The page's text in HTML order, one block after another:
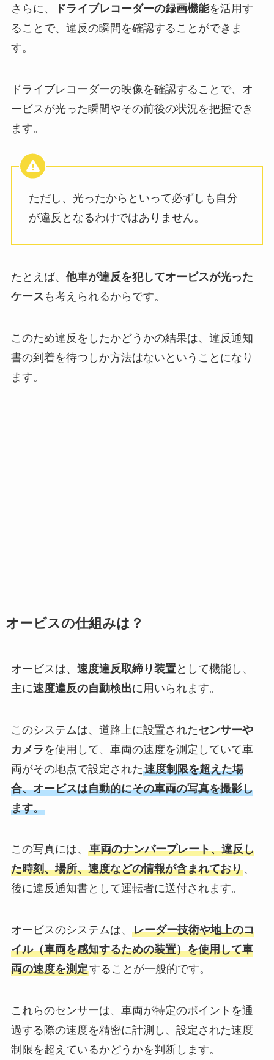
さらに、 ドライブレコーダーの録画機能を活用す
ることで、違反の瞬間を確認することができま
す。
ドライブレコーダーの映像を確認することで、オ
ービスが光った瞬間やその前後の状況を把握でき
ます。
ただし、光ったからといって必ずしも自分
が違反となるわけではありません。
たとえば、 他車が違反を犯してオービスが光った
ケース も考えられるからです。
このため違反をしたかどうかの結果は、違反通知
書の到着を待つしか方法はないということになり
ます。
オービスの仕組みは？
オービスは、 速度違反取締り装置として機能し、
主に速度違反の自動検出に用いられます。
このシステムは、道路上に設置されたセンサーや
カメラ を使用して、車両の速度を測定していて車
両がその地点で設定された速度制限を超えた場
合、オービスは自動的にその車両の写真を撮影し
ます。
この写真には、 車両のナンバープレート、違反し
た時刻、場所、速度などの情報が含まれており、
後に違反通知書として運転者に送付されます。
オービスのシステムは、 レーダー技術や地上のコ
イル（車両を感知するための装置）を使用して車
両の速度を測定することが一般的です。
これらのセンサーは、車両が特定のポイントを通
過する際の速度を精密に計測し、設定された速度
制限を超えているかどうかを判断します。